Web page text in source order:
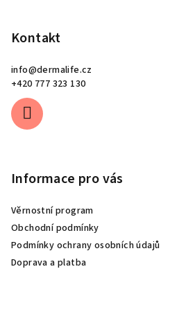
Kontakt
info@dermalife.cz
+420 777 323 130
Informace pro vás
Věrnostní program
Obchodní podmínky
Podmínky ochrany osobních údajů
Doprava a platba